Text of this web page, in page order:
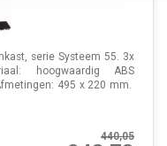
serie Systeem 55. 3x
hoogwaardig ABS
495 x 220 mm.
440,05